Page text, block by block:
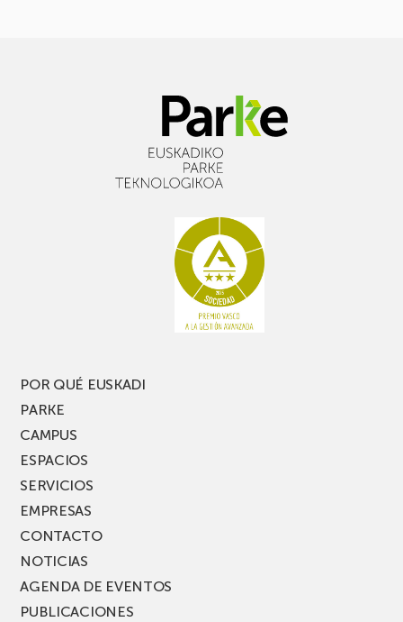
POR QUÉ EUSKADI
PARKE
CAMPUS
ESPACIOS
SERVICIOS
EMPRESAS
CONTACTO
NOTICIAS
AGENDA DE EVENTOS
PUBLICACIONES